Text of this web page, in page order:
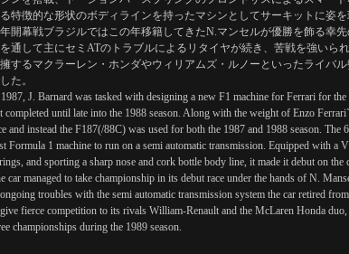
特徴的な形状のボディラインを持ったマシンとしてサーキットに姿を
開幕戦ブラジルではこの年移籍してきたN.マンセルが優勝を飾る幸
通して主にセミATのトラブルによるリタイヤが続き、苦戦を強いら
するマクラーレン・ホンダやウィリアムズ・ルノーといったライバ
た。
J. Barnard was tasked with designing a new F1 machine for Ferrari for
completed until late into the 1988 season. Along with the weight of Enzo
and instead the F187(/88C) was used for both the 1987 and 1988 season.
Formula 1 machine to run on a semi automatic transmission. Equipped with a
and sporting a sharp nose and cork bottle body line, it made it debut on the
car managed to take championship in its debut race under the hands of N.
troubles with the semi automatic transmission system the car retired
fierce competition to its rivals William-Renault and the McLaren Honda
championships during the 1989 season.